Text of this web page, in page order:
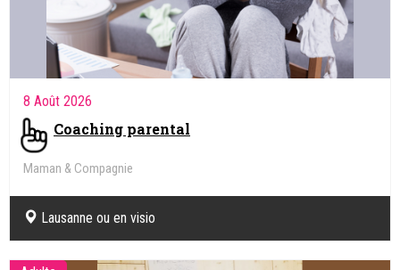
8 Août 2026
Coaching parental
Maman & Compagnie
Lausanne ou en visio